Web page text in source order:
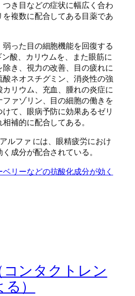
き目などの症状に幅広く合わ
複数に配合してある目薬であ
弱った目の細胞機能を回復する
酸、カリウムを、また眼筋に
き、視力の改善、目の疲れに
ネオスチグミン、消炎性の強
リウム、充血、腫れの炎症に
ァゾリン、目の細胞の働きを
て、眼病予防に効果あるゼリ
補的に配合してある。
ルファ には、眼精疲労におけ
成分が配合されている。
ベリーなどの抗酸化成分が効く
ンタクトレン
）